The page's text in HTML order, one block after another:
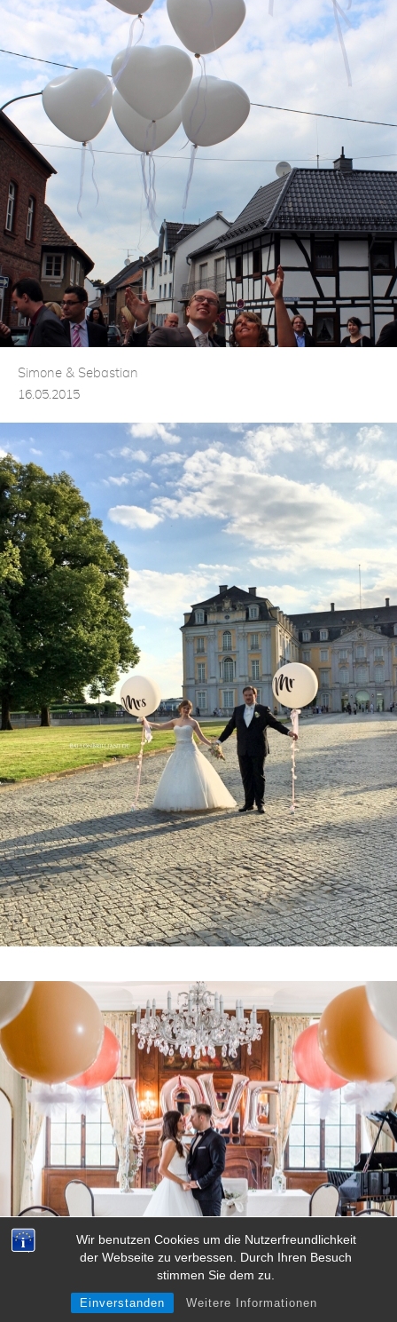
Wir benutzen Cookies um die Nutzerfreundlichkeit
der Webseite zu verbessen. Durch Ihren Besuch
stimmen Sie dem zu.
Einverstanden Weitere Informationen
Simone & Sebastian
16.05.2015